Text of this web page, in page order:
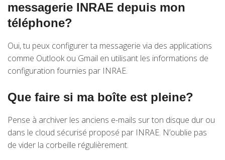
messagerie INRAE depuis mon
téléphone?
Oui, tu peux configurer ta messagerie via des applications
comme Outlook ou Gmail en utilisant les informations de
configuration fournies par INRAE.
Que faire si ma boîte est pleine?
Pense à archiver les anciens e-mails sur ton disque dur ou
dans le cloud sécurisé proposé par INRAE. N’oublie pas
de vider la corbeille régulièrement.